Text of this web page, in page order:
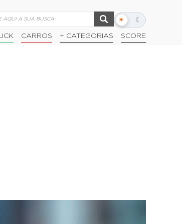
☀ ☾
Alternar
escuro
CARROS + CATEGORIAS SCORE